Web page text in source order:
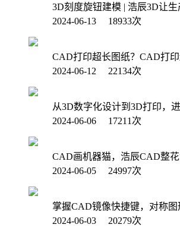
3D刻度旋钮建模 | 浩辰3D让生
2024-06-13 18933次
CAD打印超长图纸？CAD打印
2024-06-12 22134次
从3D数字化设计到3D打印，
2024-06-06 17211次
CAD画机器猫，浩辰CAD整花
2024-06-05 24997次
掌握CAD镜像快捷键，对称图
2024-06-03 20279次